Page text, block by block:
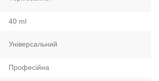
40 ml
Універсальний
Професійна